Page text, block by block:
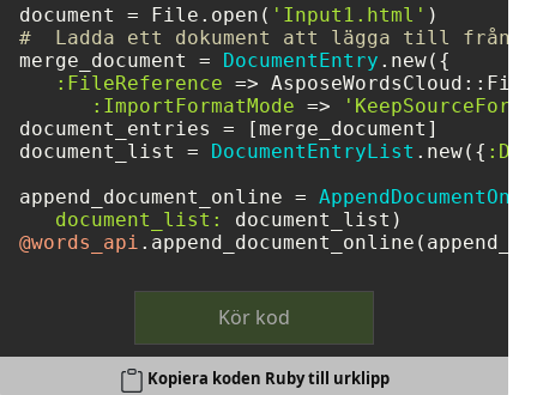
document = File.open( 'Input1.html'
#  Ladda ett dokument att lägga till från
merge_document = DocumentEntry .new({
:FileReference =>
:ImportFormatMode =>
document_entries = [merge_document]
document_list = DocumentEntryList .new({
append_document_online =
document_list:
@words_api
Kör kod
Kopiera koden Ruby till urklipp